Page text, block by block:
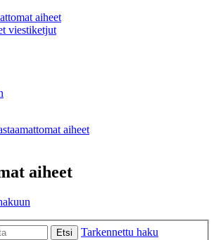
aiheet
viestiketjut
aiheet
aiheet
Etsi
Tarkennettu haku